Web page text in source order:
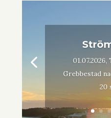
01.07.2026,
Grebbestad
20